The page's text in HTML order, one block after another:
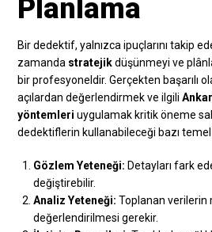
Planlama
Bir dedektif, yalnızca ipuçlarını takip
zamanda stratejikdüşünmeyi ve
bir profesyoneldir. Gerçekten başarılı
açılardan değerlendirmek ve ilgili
yöntemleri uygulamak kritik öneme
dedektiflerin kullanabileceği bazı temel
Gözlem Yeteneği: Detayları fark
değiştirebilir.
Analiz Yeteneği: Toplanan verilerin
değerlendirilmesi gerekir.